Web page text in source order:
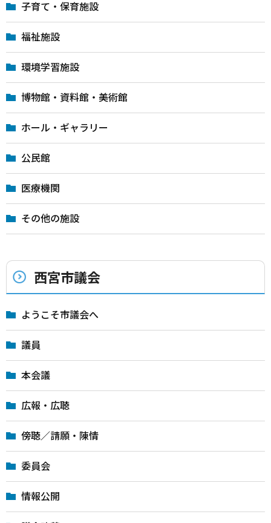
子育て・保育施設
福祉施設
環境学習施設
博物館・資料館・美術館
ホール・ギャラリー
公民館
医療機関
その他の施設
西宮市議会
ようこそ市議会へ
議員
本会議
広報・広聴
傍聴／請願・陳情
委員会
情報公開